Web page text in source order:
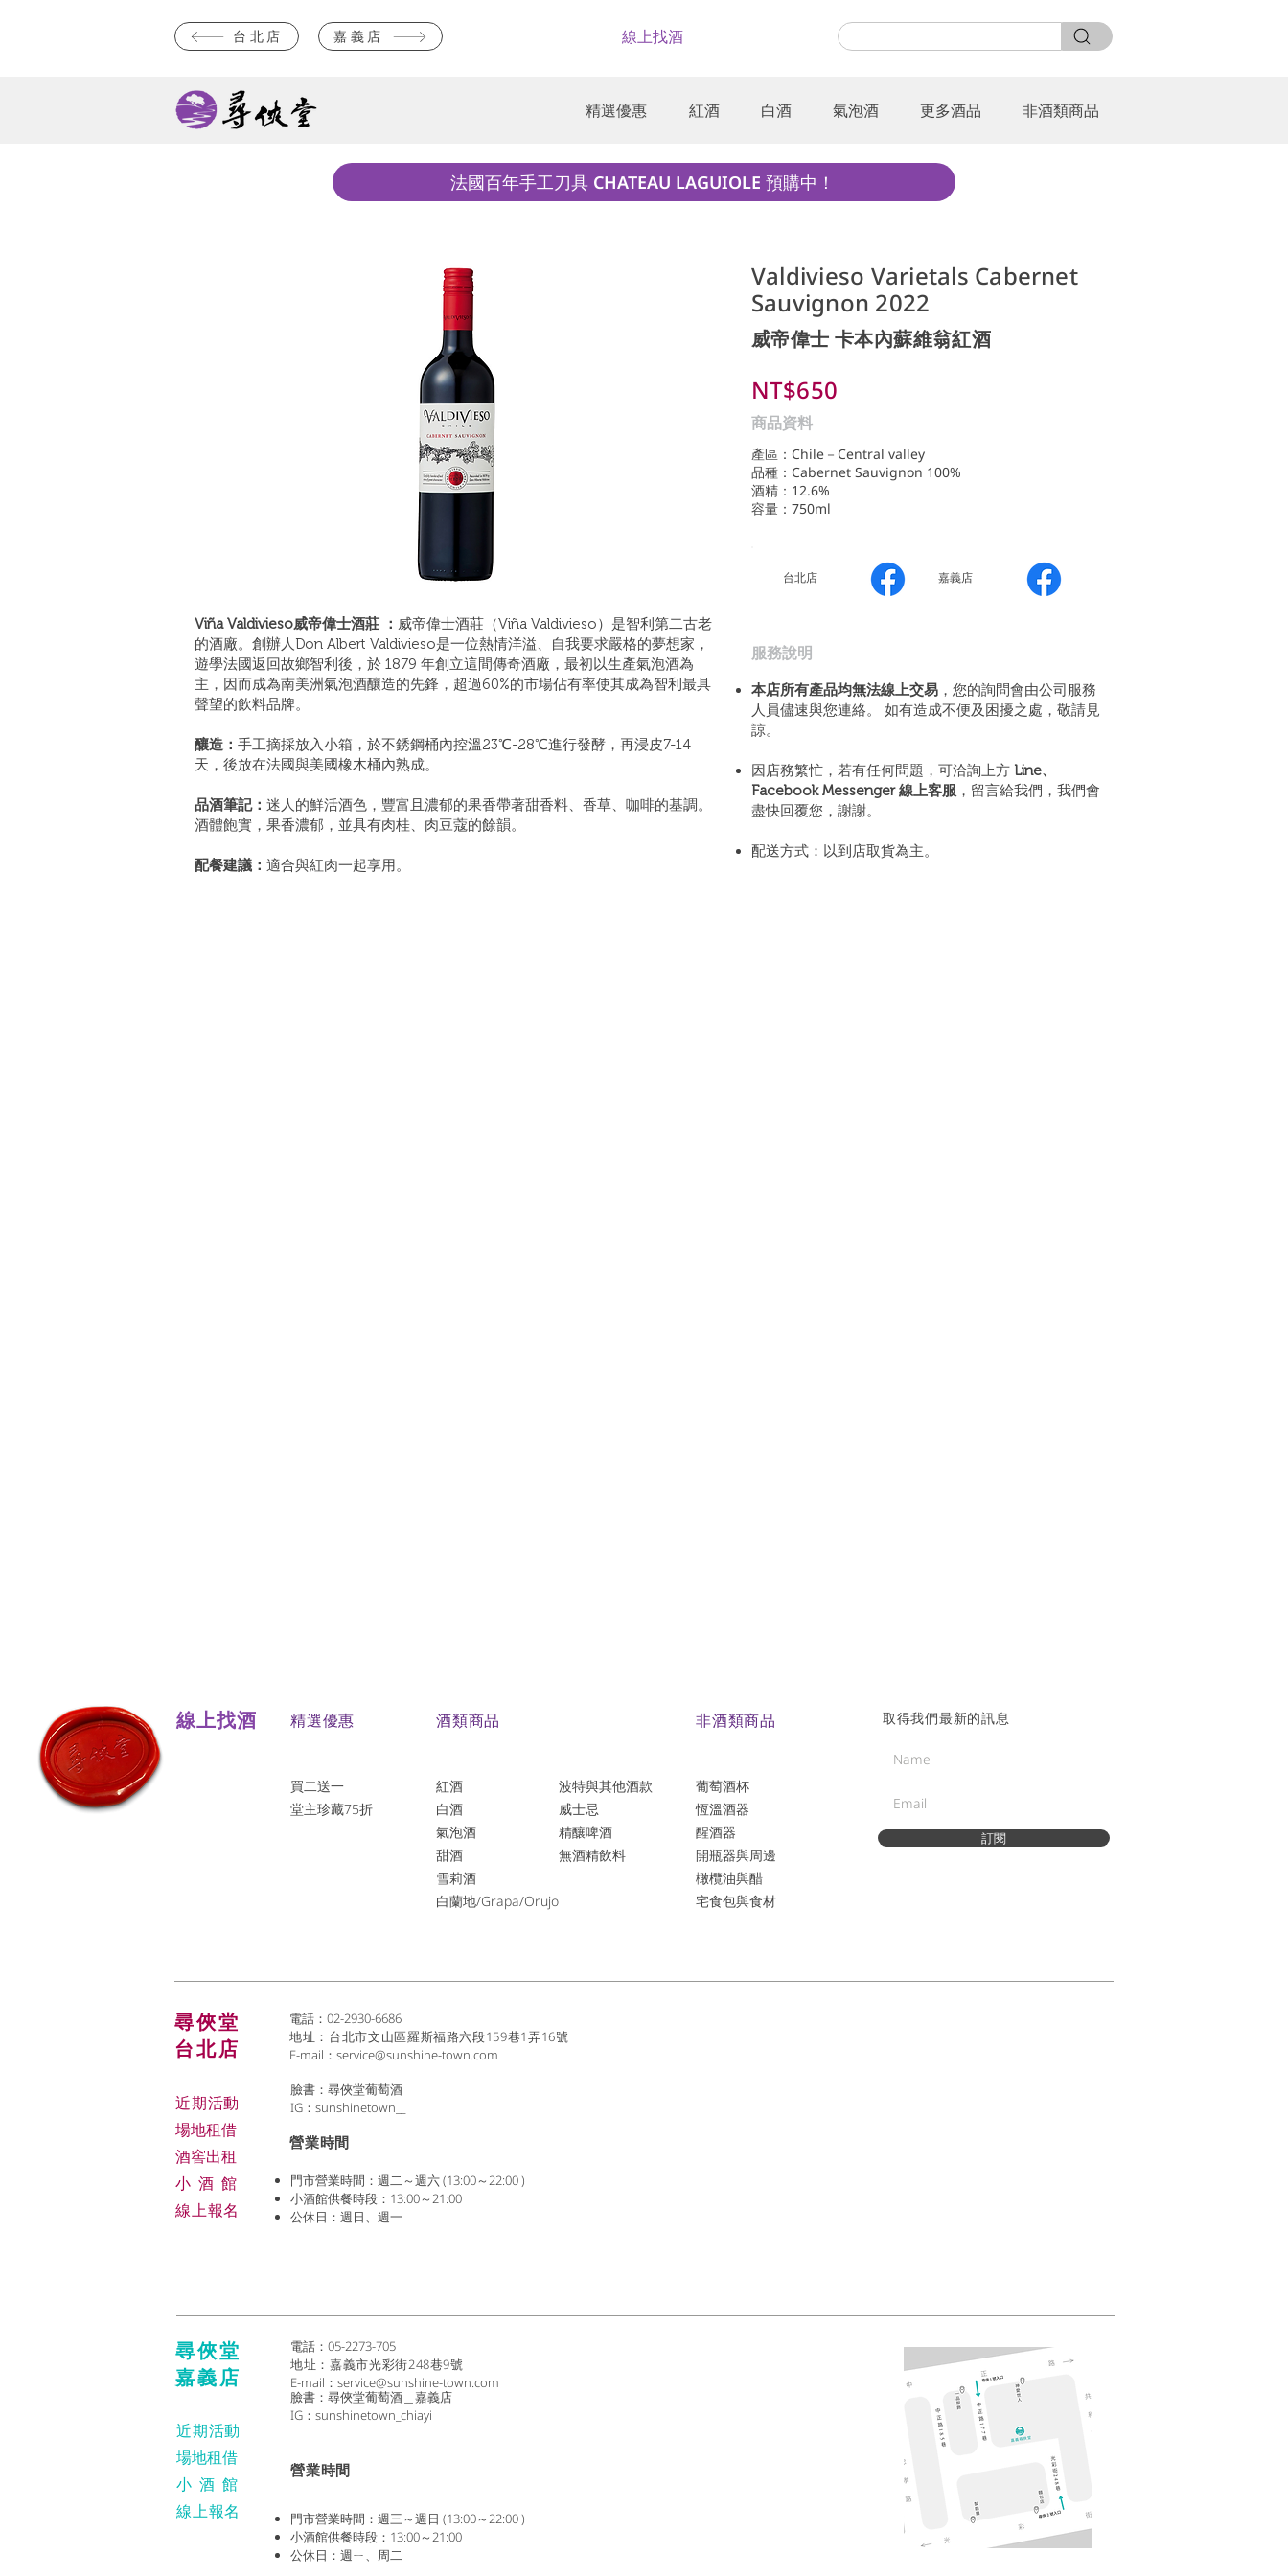
台北店 嘉義店 線上找酒
精選優惠 紅酒 白酒 氣泡酒 更多酒品 非酒類商品
法國百年手工刀具 CHATEAU LAGUIOLE 預購中！
Viña Valdivieso威帝偉士酒莊 ： 威帝偉士酒莊（Viña Valdivieso）是智利第二古老
的酒廠。創辦人Don Albert Valdivieso是一位熱情洋溢、自我要求嚴格的夢想家，
遊學法國返回故鄉智利後，於 1879 年創立這間傳奇酒廠，最初以生產氣泡酒為
主，因而成為南美洲氣泡酒釀造的先鋒，超過60%的市場佔有率使其成為智利最具
聲望的飲料品牌。
釀造： 手工摘採放入小箱，於不銹鋼桶內控溫23℃-28℃進行發酵，再浸皮7-14
天，後放在法國與美國橡木桶內熟成。
品酒筆記： 迷人的鮮活酒色，豐富且濃郁的果香帶著甜香料、香草、咖啡的基調。
酒體飽實，果香濃郁，並具有肉桂、肉豆蔻的餘韻。
配餐建議： 適合與紅肉一起享用。
Valdivieso Varietals Cabernet
Sauvignon 2022
威帝偉士 卡本內蘇維翁紅酒
NT$650
商品資料
產區：Chile－Central valley
品種：Cabernet Sauvignon 100%
酒精：12.6%
容量：750ml
​台北店 嘉義店
​服務說明
本店所有產品均無法線上交易 ，您的詢問會由公司服務
人員儘速與您連絡。 如有造成不便及困擾之處，敬請見
諒。
因店務繁忙，若有任何問題，可洽詢上方 Line、
Facebook Messenger 線上客服 ，留言給我們，我們會
盡快回覆您，謝謝。
配送方式：以到店取貨為主。
線上找酒 ​精選優惠 酒類商品
買二送一
堂主珍藏75折
紅酒
白酒
氣泡酒
​甜酒
雪莉酒
白蘭地/Grapa/Orujo
波特與其他酒款
威士忌
精釀啤酒
​無酒精飲料
非酒類商品
葡萄酒杯
恆溫酒器
醒酒器
開瓶器與周邊
橄欖油與醋
宅食包與食材
取得我們最新的訊息
訂閱
尋俠堂
台北店
近期活動
場地租借
​酒窖出租
小酒 館
線上報名
電話：02-2930-6686
地址：台北市文山區羅斯福路六段159巷1弄16號
E-mail： service@sunshine-town.com
臉書：尋俠堂葡萄酒
IG：sunshinetown__
​營業時間
門市營業時間：週二～週六 (13:00～22:00 )
小酒館供餐時段：13:00～21:00
公休日：週日、週一
尋俠堂
嘉義店
電話：05-2273-705
地址： 嘉義市光彩街248巷9號
E-mail： service@sunshine-town.com
近期活動
場地租借
小酒 館
線上報名
​營業時間
門市營業時間：週三～週日 (13:00～22:00 )
小酒館供餐時段：13:00～21:00
公休日：週ㄧ、周二
臉書：尋俠堂葡萄酒＿嘉義店
IG：sunshinetown_chiayi